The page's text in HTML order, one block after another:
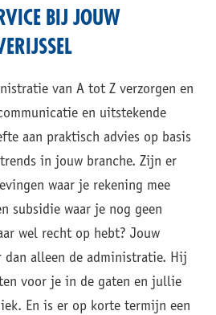
BIJ JOUW
van A tot Z verzorgen en
en uitstekende
aan praktisch advies op basis
in jouw branche. Zijn er
waar je rekening mee
subsidie waar je nog geen
wel recht op hebt? Jouw
dan alleen de administratie. Hij
voor je in de gaten en jullie
En is er op korte termijn een